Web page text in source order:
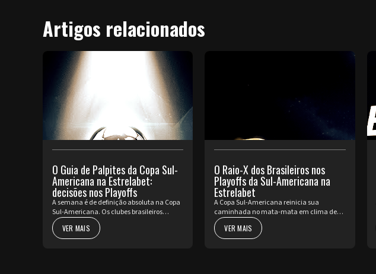
Artigos relacionados
O Guia de Palpites da Copa Sul-
Americana na Estrelabet:
decisões nos Playoffs
A semana é de definição absoluta na Copa
Sul-Americana. Os clubes brasileiros
vestem a armadura para decidir o futuro
no torneio internacional diante da sua
torcida, valendo a cobiçada vaga nas oi...
VER MAIS
O Raio-X dos Brasileiros nos
Playoffs da Sul-Americana na
Estrelabet
A Copa Sul-Americana reinicia sua
caminhada no mata-mata em clima de
pura decisão. Passada a pausa da Copa do
Mundo, o continente volta a pulsar com as
partidas de ida da fase de Playoffs. Quatro
VER MAIS